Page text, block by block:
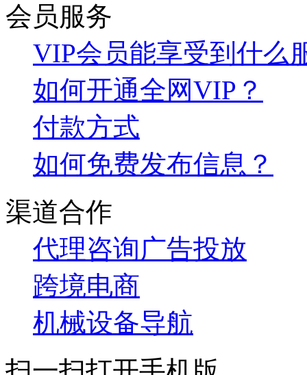
会员服务
VIP会员能享受到什么
如何开通全网VIP？
付款方式
如何免费发布信息？
渠道合作
代理咨询广告投放
跨境电商
机械设备导航